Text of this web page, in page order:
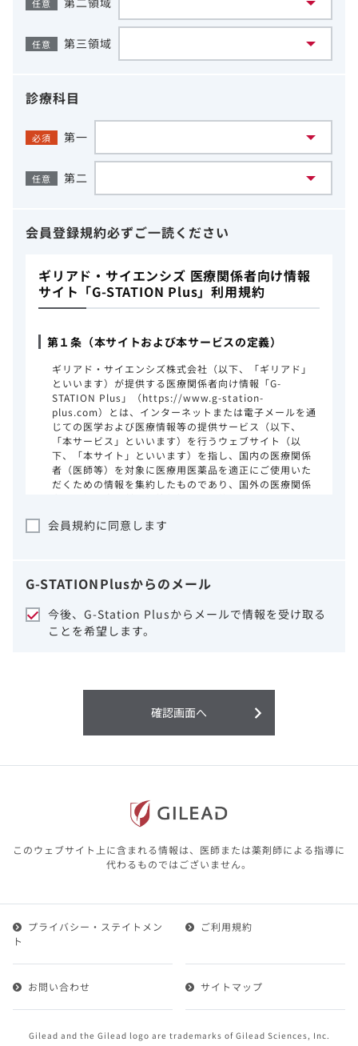
任意
任意 第三領域
診療科目
必須 第一
任意 第二
会員登録規約必ずご一読ください
ギリアド・サイエンシズ 医療関係者向け情報
サイト「G-STATION Plus」利用規約
第１条（本サイトおよび本サービスの定義）
ギリアド・サイエンシズ株式会社（以下、「ギリアド」
といいます）が提供する医療関係者向け情報「G-
STATION Plus」（https://www.g-station-
plus.com）とは、インターネットまたは電子メールを通
じての医学および医療情報等の提供サービス（以下、
「本サービス」といいます）を行うウェブサイト（以
下、「本サイト」といいます）を指し、国内の医療関係
者（医師等）を対象に医療用医薬品を適正にご使用いた
だくための情報を集約したものであり、国外の医療関係
事項をご熟読いただき、同意された場合のみご利用くだ
ギリアドは、本サイトのコンテンツについて
細心の注意を払い、正確かつ最新の情報を提
供するように努力をしておりますが、正確
性、確実性、妥当性、有用性、ご利用になら
利用することまたは利用できなかったことよ
り生じる損害については一切の責任を負いか
含む）の情報は、その製品またはその製品の
本サイト内の情報は、医師その他医療関係者
が行なうべきアドバイスやサービスを提供す
るものではありません。本サイトに表示され
ている情報は、決して、医師その他医療関係
1.会員とは、医療関係者の方で、本サービスの利用規約
ービスに登録を申し込みギリアドがこれを承認した方を
いいます。
けることができます。
会員規約に同意します
G-STATIONPlusからのメール
今後、G-Station Plusからメールで情報を受け取る
ことを希望します。
確認画面へ
このウェブサイト上に含まれる情報は、医師または薬剤師による指導に
代わるものではございません。
Gilead and the Gilead logo are trademarks of Gilead Sciences, Inc.
プライバシー・ステイトメン
ト
ご利用規約
お問い合わせ サイトマップ